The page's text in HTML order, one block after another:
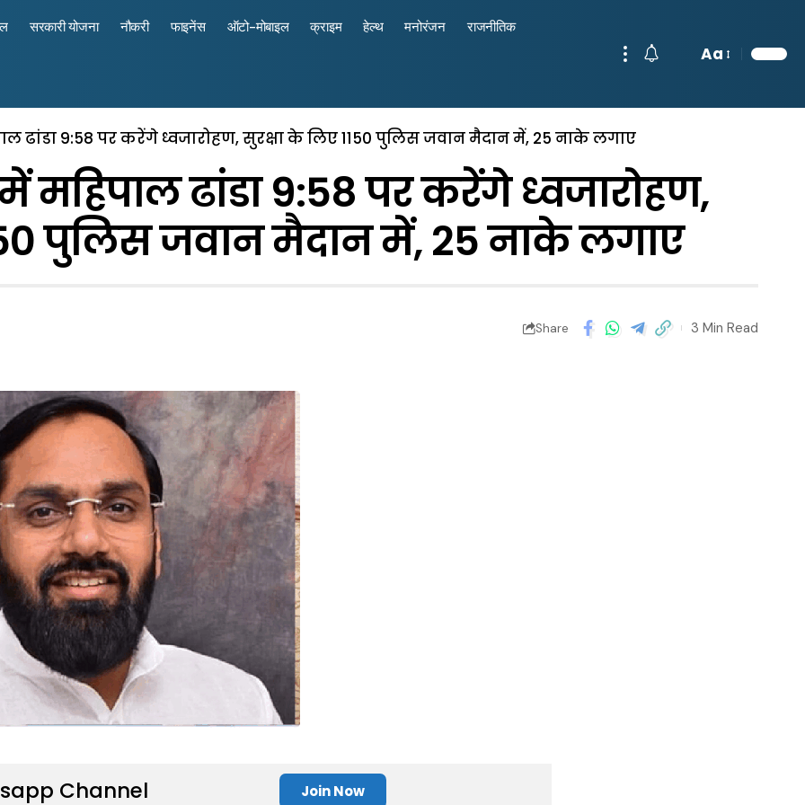
सरकारी योजना नौकरी फाइनेंस ऑटो-मोबाइल क्राइम हेल्थ मनोरंजन राजनीतिक
Aa
ढांडा 9:58 पर करेंगे ध्वजारोहण, सुरक्षा के लिए 1150 पुलिस जवान मैदान में, 25 नाके लगाए
महिपाल ढांडा 9:58 पर करेंगे ध्वजारोहण,
पुलिस जवान मैदान में, 25 नाके लगाए
Share 3 Min Read
Channel Join Now